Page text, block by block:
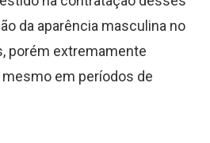
da aparência masculina no
porém extremamente
em períodos de